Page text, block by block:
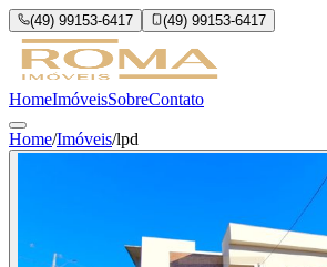
(49) 99153-6417 (49) 99153-6417
HomeImóveisSobreContato
Home/Imóveis/lpd